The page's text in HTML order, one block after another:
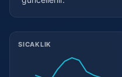
Meteorolojik
SICAKLIK